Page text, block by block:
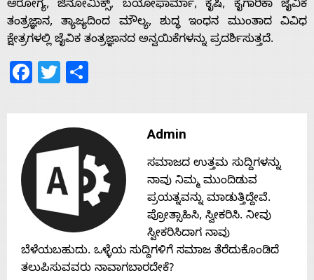
Advertise
With
s
Contact
Us
ಆರೋಗ್ಯ, ಜಿನೋಮಿಕ್ಸ್, ಬಯೋಫಾರ್ಮಾ, ಕೃಷಿ, ಕೈಗಾರಿಕಾ ಜೈವಿಕ
ತಂತ್ರಜ್ಞಾನ, ತ್ಯಾಜ್ಯದಿಂದ ಮೌಲ್ಯ, ಶುದ್ಧ ಇಂಧನ ಮುಂತಾದ ವಿವಿಧ
ಕ್ಷೇತ್ರಗಳಲ್ಲಿ ಜೈವಿಕ ತಂತ್ರಜ್ಞಾನದ ಅನ್ವಯಿಕೆಗಳನ್ನು ಪ್ರದರ್ಶಿಸುತ್ತದೆ.
Facebook
Twitter
Admin
ಸಮಾಜದ ಉತ್ತಮ ಸುದ್ದಿಗಳನ್ನು
ನಾವು ನಿಮ್ಮ ಮುಂದಿಡುವ
ಪ್ರಯತ್ನವನ್ನು ಮಾಡುತ್ತಿದ್ದೇವೆ.
ಪ್ರೋತ್ಸಾಹಿಸಿ, ಸ್ವೀಕರಿಸಿ. ನೀವು
ಸ್ವೀಕರಿಸಿದಾಗ ನಾವು
ಬೆಳೆಯಬಹುದು. ಒಳ್ಳೆಯ ಸುದ್ದಿಗಳಿಗೆ ಸಮಾಜ ತೆರೆದುಕೊಂಡಿದೆ
ತಲುಪಿಸುವವರು ನಾವಾಗಬಾರದೇಕೆ?